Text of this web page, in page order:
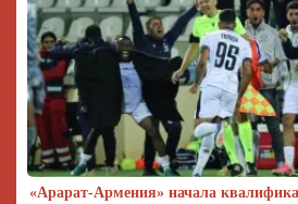
«Арарат‑Армения» начала